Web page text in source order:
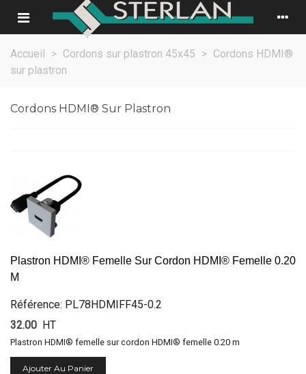
Accueil > Cordons sur plastron 45x45 > Cordons HDMI®
sur plastron
Cordons HDMI® Sur Plastron
Plastron HDMI® Femelle Sur Cordon HDMI® Femelle 0.20
M
Référence: PL78HDMIFF45-0.2
32.00 HT
Plastron HDMI® femelle sur cordon HDMI® femelle 0.20 m
Ajouter Au Panier